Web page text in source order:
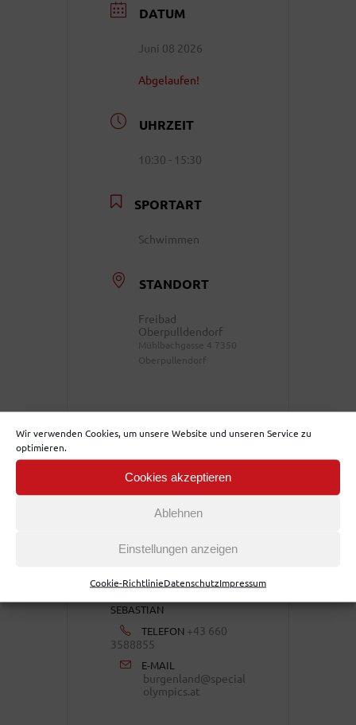
Wir verwenden Cookies, um unsere Website und unseren Service zu
optimieren.
Cookies akzeptieren
Ablehnen
Einstellungen anzeigen
Cookie-RichtlinieDatenschutzImpressum
DATUM
Juni 08 2026
Abgelaufen!
UHRZEIT
10:30 - 15:30
SPORTART
Schwimmen
STANDORT
Freibad
Oberpulldendorf
Mühlbachgasse 4 7350
Oberpullendorf
BURGENLAND & CARITAS
SEBASTIAN
TELEFON +43 660
3588855
E-MAIL
burgenland@special
olympics.at